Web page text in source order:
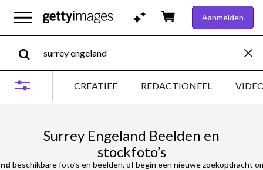
Aanmelden
CREATIEF REDACTIONEEL
Surrey Engeland Beelden en
stockfoto’s
beschikbare foto’s en beelden, of begin een nieuwe zoekopdracht